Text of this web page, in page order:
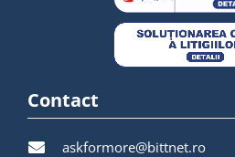
Contact
askformore@bittnet.ro